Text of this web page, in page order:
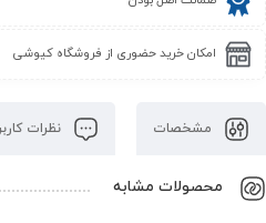
امکان خرید حضوری از فروشگاه کیوشی
مشخصات نظرات
محصولات مشابه